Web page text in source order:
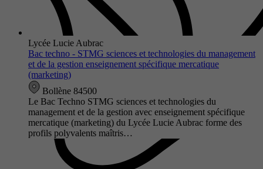
Lycée Lucie Aubrac
Bac techno - STMG sciences et technologies du management
et de la gestion enseignement spécifique mercatique
(marketing)
Bollène 84500
Le Bac Techno STMG sciences et technologies du
management et de la gestion avec enseignement spécifique
mercatique (marketing) du Lycée Lucie Aubrac forme des
profils polyvalents maîtris…